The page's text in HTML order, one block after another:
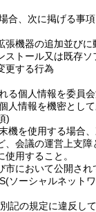
合、次に掲げる事項
張機器の追加並びに
ストール又は既存
更する行為
る個人情報を委員
人情報を機密とし
)
機を使用する場合
会議の運営上支障
用すること。
において公開され
(ソーシャルネット
記の規定に違反し